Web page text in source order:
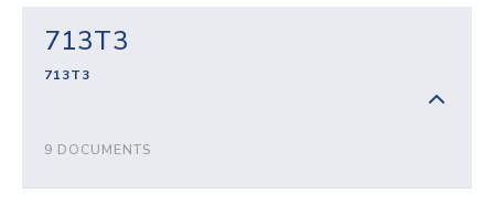
713T3
713T3
9 DOCUMENTS